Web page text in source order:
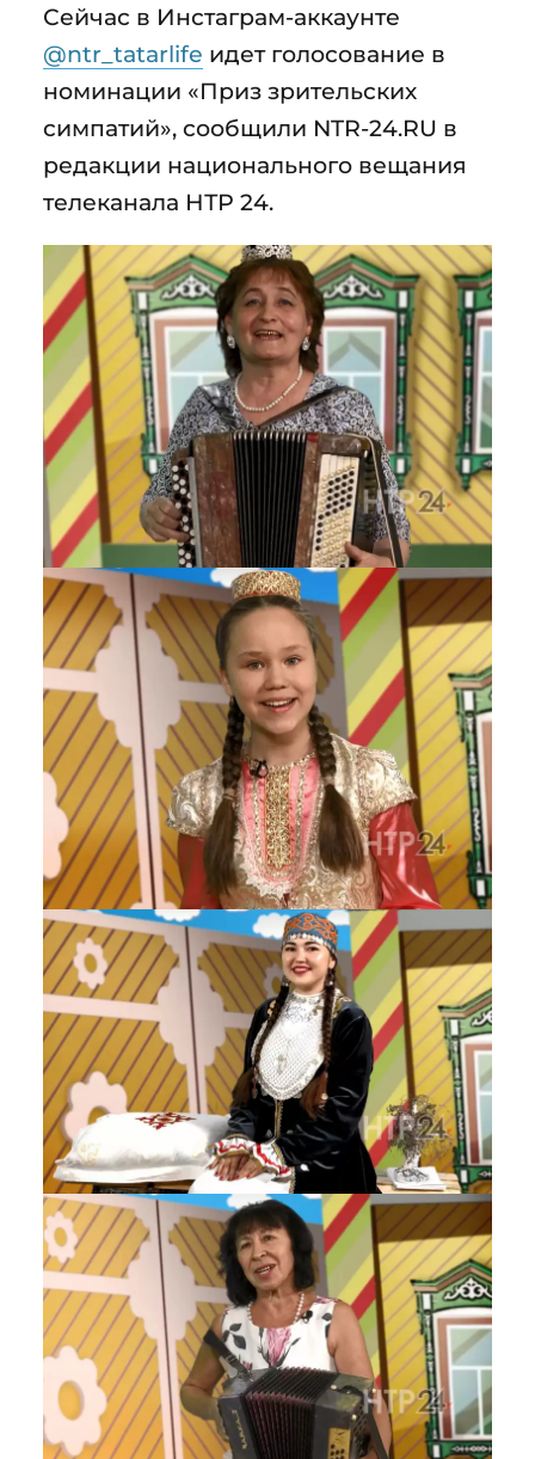
Сейчас в Инстаграм-аккаунте
@ntr_tatarlife идет голосование в
номинации «Приз зрительских
симпатий», сообщили NTR-24.RU в
редакции национального вещания
телеканала НТР 24.